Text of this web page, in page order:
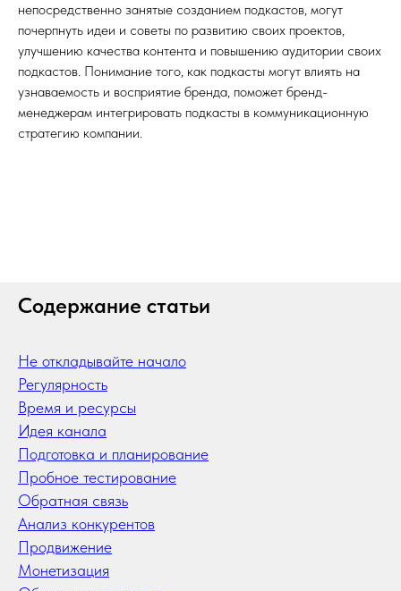
непосредственно занятые созданием подкастов, могут
почерпнуть идеи и советы по развитию своих проектов,
улучшению качества контента и повышению аудитории своих
подкастов. Понимание того, как подкасты могут влиять на
узнаваемость и восприятие бренда, поможет бренд-
менеджерам интегрировать подкасты в коммуникационную
стратегию компании.
Содержание статьи
Не откладывайте начало
Регулярность
Время и ресурсы
Идея канала
Подготовка и планирование
Пробное тестирование
Обратная связь
Анализ конкурентов
Продвижение
Монетизация